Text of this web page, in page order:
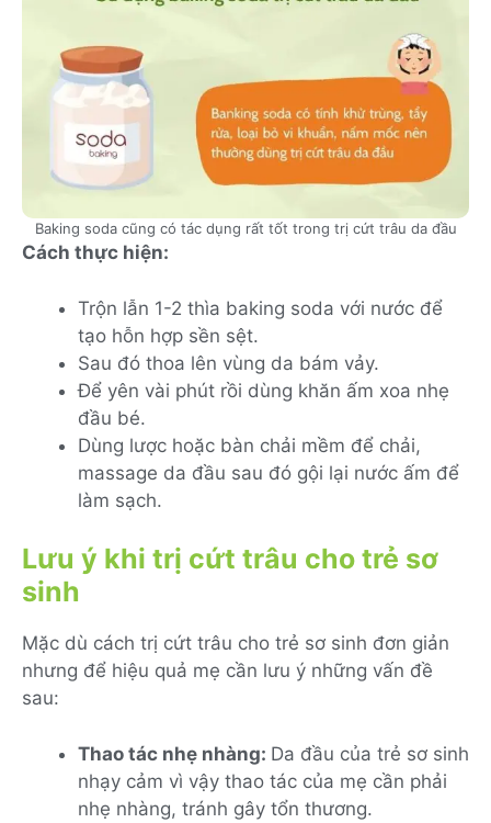
Baking soda cũng có tác dụng rất tốt trong trị cứt trâu da đầu
Cách thực hiện:
Trộn lẫn 1-2 thìa baking soda với nước để
tạo hỗn hợp sền sệt.
Sau đó thoa lên vùng da bám vảy.
Để yên vài phút rồi dùng khăn ấm xoa nhẹ
đầu bé.
Dùng lược hoặc bàn chải mềm để chải,
massage da đầu sau đó gội lại nước ấm để
làm sạch.
Lưu ý khi trị cứt trâu cho trẻ sơ
sinh
Mặc dù cách trị cứt trâu cho trẻ sơ sinh đơn giản
nhưng để hiệu quả mẹ cần lưu ý những vấn đề
sau:
Thao tác nhẹ nhàng: Da đầu của trẻ sơ sinh
nhạy cảm vì vậy thao tác của mẹ cần phải
nhẹ nhàng, tránh gây tổn thương.